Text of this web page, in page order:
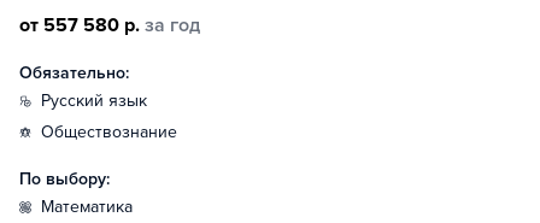
от 557 580 р. за год
Обязательно:
русский язык
обществознание
По выбору:
математика